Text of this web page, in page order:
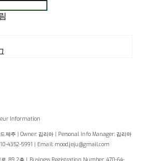
Information
제주 | Owner: 김리아 | Personal Info Manager: 김리아
4352-5991 | Email: mood.jeju@gmail.com